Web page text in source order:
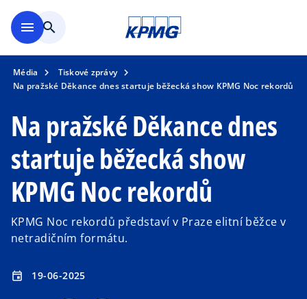
menu search
Média
Tiskové zprávy
Na pražské Děkance dnes startuje běžecká show KPMG Noc rekordů
Na pražské Děkance dnes
startuje běžecká show
KPMG Noc rekordů
KPMG Noc rekordů představí v Praze elitní běžce v
netradičním formátu.
event 19-06-2025